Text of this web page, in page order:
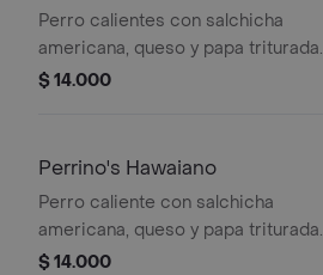
Perro calientes con salchicha
americana, queso y papa triturada.
$ 14.000
Perrino's Hawaiano
Perro caliente con salchicha
americana, queso y papa triturada
con piña.
$ 14.000